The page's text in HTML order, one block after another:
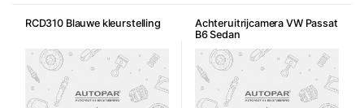
RCD310 Blauwe kleurstelling
Achteruitrijcamera VW Passat
B6 Sedan